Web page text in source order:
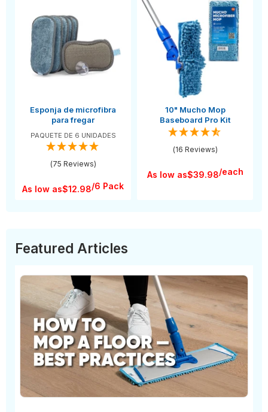
Esponja de microfibra
para fregar
PAQUETE DE 6 UNIDADES
(75 Reviews)
As low as$12.98/6 Pack
10" Mucho Mop
Baseboard Pro Kit
(16 Reviews)
As low as$39.98/each
Featured Articles